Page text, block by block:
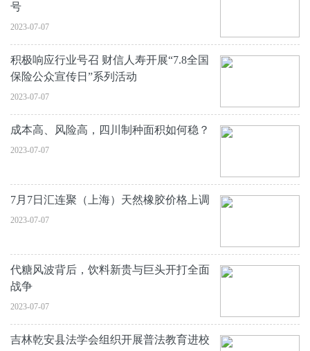
号
2023-07-07
积极响应行业号召 财信人寿开展“7.8全国
保险公众宣传日”系列活动
2023-07-07
成本高、风险高，四川制种面积如何稳？
2023-07-07
7月7日汇连聚（上海）天然橡胶价格上调
2023-07-07
代糖风波背后，饮料新贵与巨头开打全面
战争
2023-07-07
吉林乾安县法学会组织开展普法教育进校